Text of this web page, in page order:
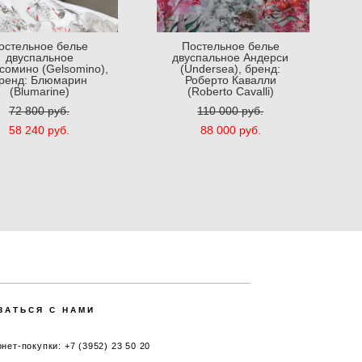
белье
двуспальное
(Gelsomino),
Блюмарин
(Blumarine)
72 800 pуб.
58 240 pуб.
Постельное белье
двуспальное Андерси
(Undersea), бренд:
Роберто Кавалли
(Roberto Cavalli)
110 000 pуб.
88 000 pуб.
С НАМИ
покупки: +7 (3952) 23 50 20